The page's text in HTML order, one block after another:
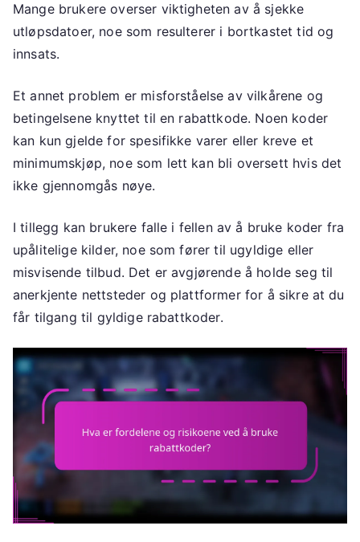
Mange brukere overser viktigheten av å sjekke
utløpsdatoer, noe som resulterer i bortkastet tid og
innsats.
Et annet problem er misforståelse av vilkårene og
betingelsene knyttet til en rabattkode. Noen koder
kan kun gjelde for spesifikke varer eller kreve et
minimumskjøp, noe som lett kan bli oversett hvis det
ikke gjennomgås nøye.
I tillegg kan brukere falle i fellen av å bruke koder fra
upålitelige kilder, noe som fører til ugyldige eller
misvisende tilbud. Det er avgjørende å holde seg til
anerkjente nettsteder og plattformer for å sikre at du
får tilgang til gyldige rabattkoder.